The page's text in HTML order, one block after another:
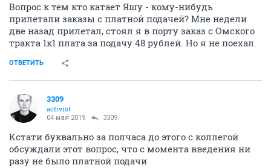
Вопрос к тем кто катает Яшу - кому-нибудь
прилетали заказы с платной подачей? Мне недели
две назад прилетал, стоял я в порту заказ с Омского
тракта 1к1 плата за подачу 48 рублей. Но я не поехал.
ОТВЕТИТЬ
3309
activist
04 мая 2019 3309
Кстати буквально за полчаса до этого с коллегой
обсуждали этот вопрос, что с момента введения ни
разу не было платной подачи